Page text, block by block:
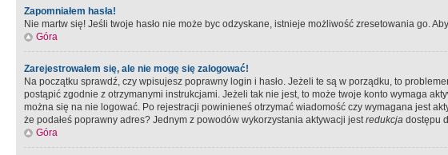
Zapomniałem hasła!
Nie martw się! Jeśli twoje hasło nie może byc odzyskane, istnieje możliwość zresetowania go.
Góra
Zarejestrowałem się, ale nie mogę się zalogować!
Na początku sprawdź, czy wpisujesz poprawny login i hasło. Jeżeli te są w porządku, to
postąpić zgodnie z otrzymanymi instrukcjami. Jeżeli tak nie jest, to może twoje konto wymaga
można się na nie logować. Po rejestracji powinieneś otrzymać wiadomość czy wymagana jest
że podałeś poprawny adres? Jednym z powodów wykorzystania aktywacji jestredukcja dostępu
Góra